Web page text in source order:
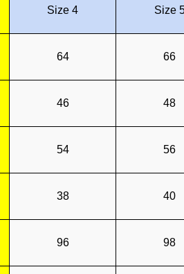
Size 4 Size
64 66
46 48
54 56
38 40
96 98